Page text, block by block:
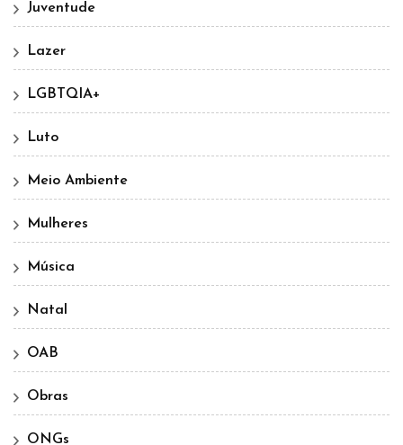
Juventude
Lazer
LGBTQIA+
Luto
Meio Ambiente
Mulheres
Música
Natal
OAB
Obras
ONGs